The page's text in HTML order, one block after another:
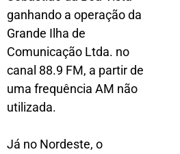
ganhando a operação da
Grande Ilha de
Comunicação Ltda. no
canal 88.9 FM, a partir de
uma frequência AM não
utilizada.
Já no Nordeste, o